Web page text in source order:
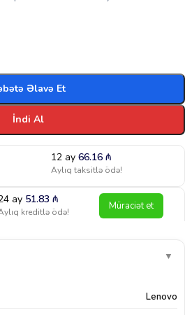
Əlavə Et
İndi Al
12 ay 66.16 ₼
Aylıq taksitlə ödə!
ay 51.83₼
kreditlə ödə! Müraciət et
▼
Lenovo